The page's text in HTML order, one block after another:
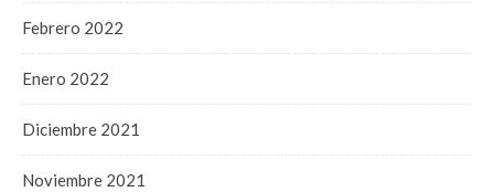
Febrero 2022
Enero 2022
Diciembre 2021
Noviembre 2021